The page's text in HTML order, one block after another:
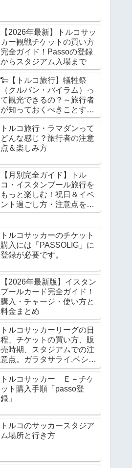
【2026年最新】トルコサッ
カー観戦チケットの買い方
完全ガイド！Passoの登録
からスタジアム入場まで
🐑【トルコ旅行】犠牲祭
（クルバン・バイラム）っ
て観光できるの？～旅行者
が知っておくべきことすべ
て～
トルコ旅行・ラマダンって
どんな感じ？旅行者の注意
点＆楽しみ方
【月別完全ガイド】トル
コ・イスタンブール旅行を
もっと楽しむ！祝日＆イベ
ント過ごし方・注意点を徹
底解説＆まとめ
トルコサッカーのチケット
購入には「PASSOLIG」に
登録が必要です。
【2026年最新版】イスタン
ブールカード完全ガイド！
購入・チャージ・使い方と
料金まとめ
トルコサッカーリーグの日
程、チケットの買い方、販
売時期、スタジアムでの注
意点。ガラタサライ,ベシク
タシュの試合を見よう！
トルコサッカー Ｅ－チケ
ット購入手順「passo登
録」
トルコのサッカースタジア
ム場所と行き方